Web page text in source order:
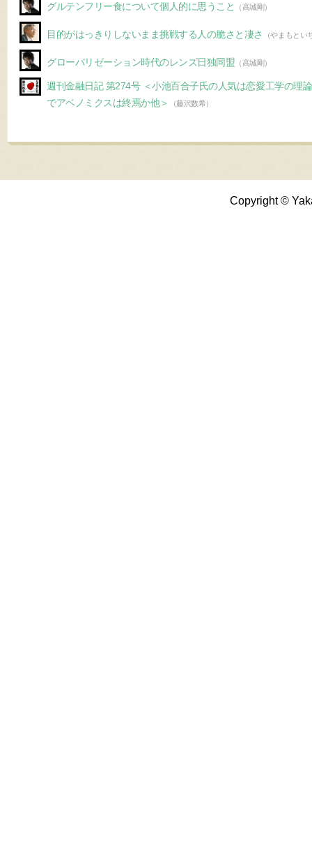
グルテンフリー食について個人的に思うこと （高城剛）
目的がはっきりしないまま挑戦する人の脆さと凄さ （やまもとい
グローバリゼーション時代のレンズ日独同盟 （高城剛）
週刊金融日記 第274号 ＜小池百合子氏の人気は恋愛工学の理
でアベノミクスは終焉か他＞
（藤沢数希）
Copyright ©